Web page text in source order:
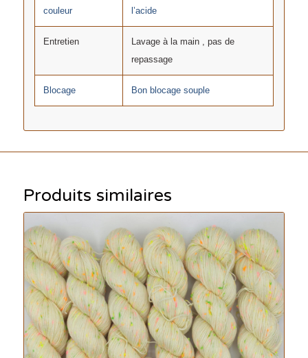
couleur
l’acide
Entretien
Lavage à la main , pas de
repassage
Blocage Bon blocage souple
Produits similaires